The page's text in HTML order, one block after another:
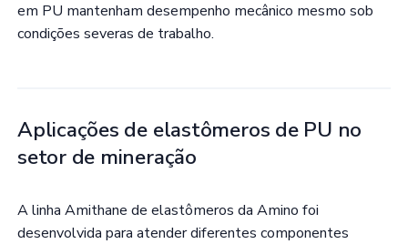
em PU mantenham desempenho mecânico mesmo sob
condições severas de trabalho.
Aplicações de elastômeros de PU no
setor de mineração
A linha Amithane de elastômeros da Amino foi
desenvolvida para atender diferentes componentes